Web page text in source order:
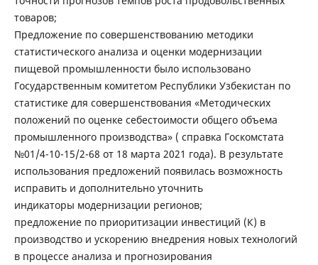
товаров;
Предложение по совершенствованию методики
статистического анализа и оценки модернизации
пищевой промышленности было использовано
Государственным комитетом Республики Узбекистан по
статистике для совершенствования «Методических
положений по оценке себестоимости общего объема
промышленного производства» ( справка Госкомстата
№01/4-10-15/2-68 от 18 марта 2021 года). В результате
использования предложений появилась возможность
исправить и дополнительно уточнить
индикаторы модернизации регионов;
предложение по приоритизации инвестиций (К) в
производство и ускорению внедрения новых технологий
в процессе анализа и прогнозирования